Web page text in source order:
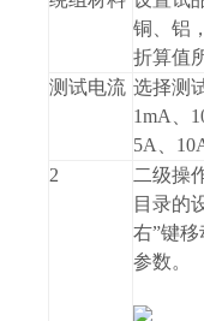
铜、铝
折算值
测试电流 选择测
1mA、
5A、
2
二级操
目录的
右”键
参数。